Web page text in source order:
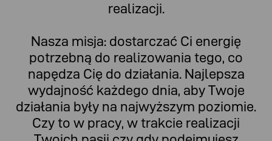
realizacji.
Nasza misja: dostarczać Ci energię
potrzebną do realizowania tego, co
napędza Cię do działania. Najlepsza
wydajność każdego dnia, aby Twoje
działania były na najwyższym poziomie.
Czy to w pracy, w trakcie realizacji